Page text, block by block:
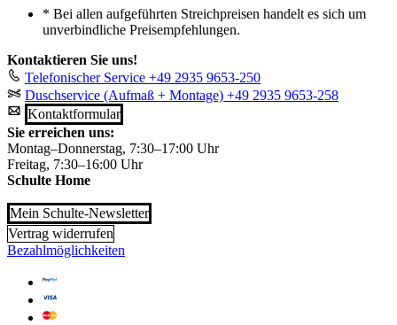
* Bei allen aufgeführten Streichpreisen handelt es sich um
unverbindliche Preisempfehlungen.
Kontaktieren Sie uns!
Telefonischer Service +49 2935 9653-250
Duschservice (Aufmaß + Montage) +49 2935 9653-258
Kontaktformular
Sie erreichen uns:
Montag–Donnerstag, 7:30–17:00 Uhr
Freitag, 7:30–16:00 Uhr
Schulte Home
Mein Schulte-Newsletter
Vertrag widerrufen
Bezahlmöglichkeiten